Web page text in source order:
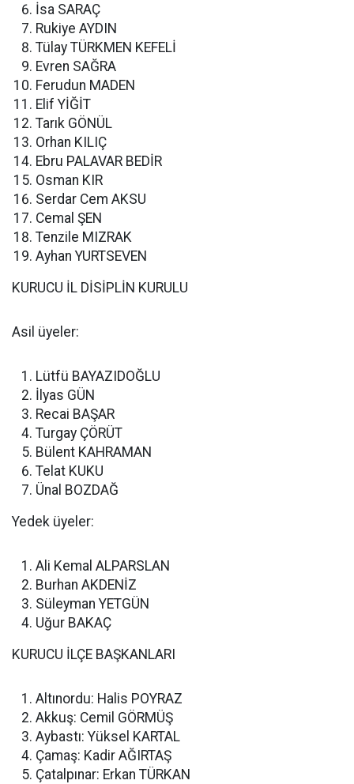
İsa SARAÇ
Rukiye AYDIN
Tülay TÜRKMEN KEFELİ
Evren SAĞRA
Ferudun MADEN
Elif YİĞİT
Tarık GÖNÜL
Orhan KILIÇ
Ebru PALAVAR BEDİR
Osman KIR
Serdar Cem AKSU
Cemal ŞEN
Tenzile MIZRAK
Ayhan YURTSEVEN
KURUCU İL DİSİPLİN KURULU
Asil üyeler:
Lütfü BAYAZIDOĞLU
İlyas GÜN
Recai BAŞAR
Turgay ÇÖRÜT
Bülent KAHRAMAN
Telat KUKU
Ünal BOZDAĞ
Yedek üyeler:
Ali Kemal ALPARSLAN
Burhan AKDENİZ
Süleyman YETGÜN
Uğur BAKAÇ
KURUCU İLÇE BAŞKANLARI
Altınordu: Halis POYRAZ
Akkuş: Cemil GÖRMÜŞ
Aybastı: Yüksel KARTAL
Çamaş: Kadir AĞIRTAŞ
Çatalpınar: Erkan TÜRKAN